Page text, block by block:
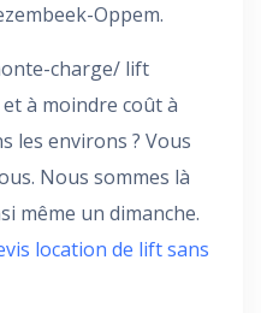
Oppem.
charge/ lift
à moindre coût à
les environs ? Vous
Nous sommes là
même un dimanche.
location de lift sans